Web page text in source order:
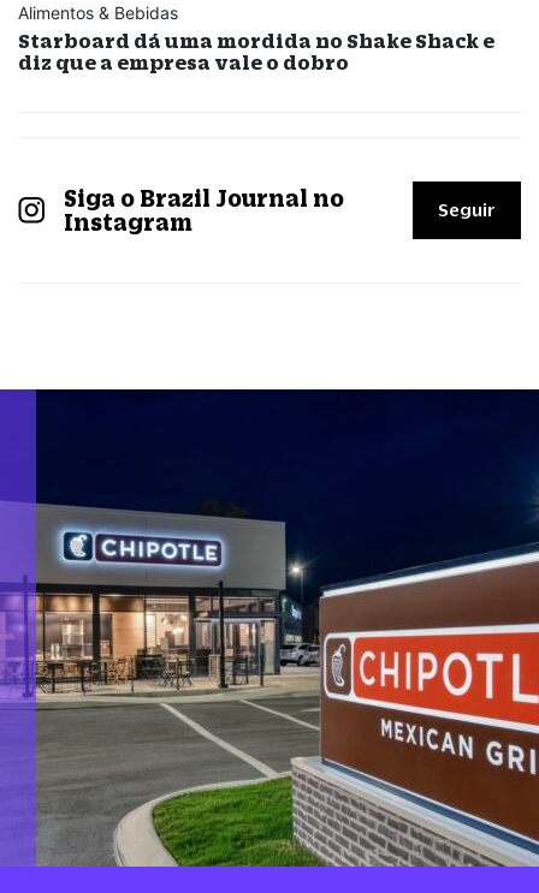
Alimentos & Bebidas
Starboard dá uma mordida no Shake Shack e
diz que a empresa vale o dobro
Siga o Brazil Journal no
Instagram
Seguir